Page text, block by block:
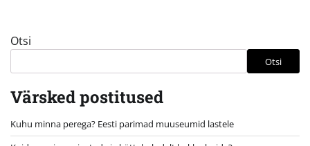
Otsi
Otsi
Värsked postitused
Kuhu minna perega? Eesti parimad muuseumid lastele